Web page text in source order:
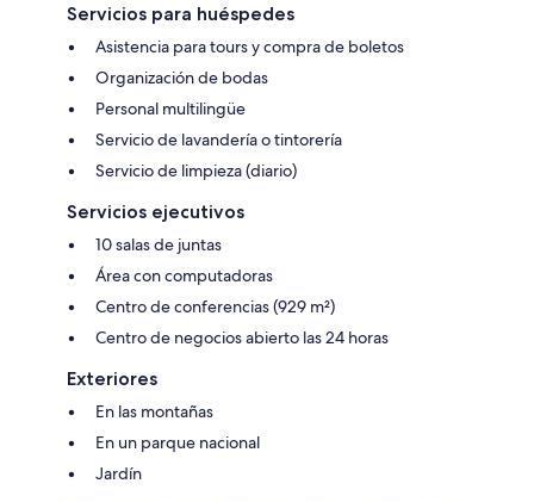
Servicios para huéspedes
Asistencia para tours y compra de boletos
Organización de bodas
Personal multilingüe
Servicio de lavandería o tintorería
Servicio de limpieza (diario)
Servicios ejecutivos
10 salas de juntas
Área con computadoras
Centro de conferencias (929 m²)
Centro de negocios abierto las 24 horas
Exteriores
En las montañas
En un parque nacional
Jardín